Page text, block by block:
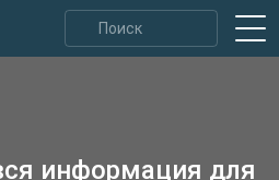
информация для